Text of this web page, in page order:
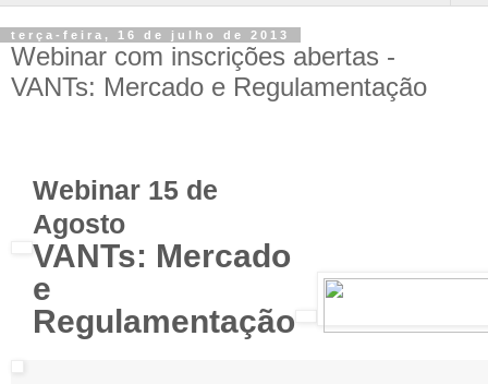
terça-feira, 16 de julho de 2013
Webinar com inscrições abertas -
VANTs: Mercado e Regulamentação
Webinar 15 de
Agosto
VANTs: Mercado
e
Regulamentação